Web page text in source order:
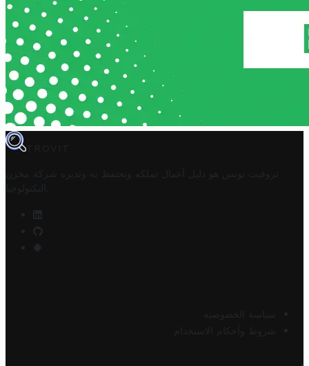
TROVIT
تروفيت تونس هو دليل أعمال تملكه وتحتفظ به وتديره
شركة مخزن
التكنولوجيا
سياسة الخصوصية
شروط وأحكام الاستخدام